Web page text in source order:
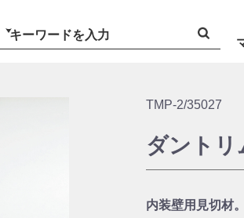
TMP-2/35027
ダントリ
内装壁用見切材